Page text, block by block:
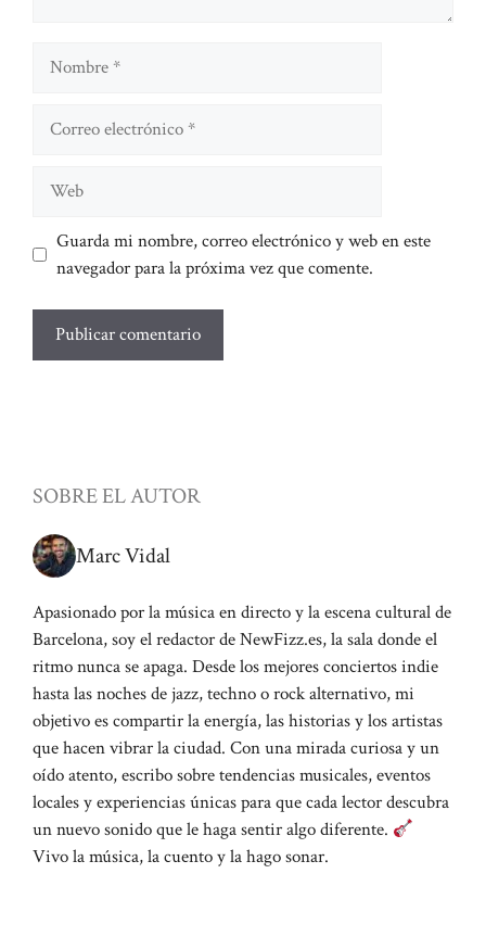
Nombre
Guarda mi nombre, correo electrónico y web en este
navegador para la próxima vez que comente.
SOBRE EL AUTOR
Marc Vidal
Apasionado por la música en directo y la escena cultural de
Barcelona, soy el redactor de NewFizz.es, la sala donde el
ritmo nunca se apaga. Desde los mejores conciertos indie
hasta las noches de jazz, techno o rock alternativo, mi
objetivo es compartir la energía, las historias y los artistas
que hacen vibrar la ciudad. Con una mirada curiosa y un
oído atento, escribo sobre tendencias musicales, eventos
locales y experiencias únicas para que cada lector descubra
un nuevo sonido que le haga sentir algo diferente.
Vivo la música, la cuento y la hago sonar.